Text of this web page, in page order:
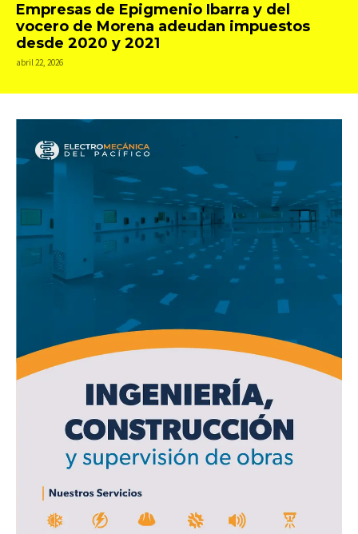
Empresas de Epigmenio Ibarra y del
vocero de Morena adeudan impuestos
desde 2020 y 2021
abril 22, 2026